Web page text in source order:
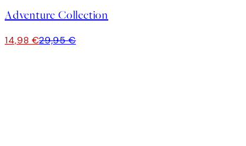
Adventure Collection
14,98 €29,95 €